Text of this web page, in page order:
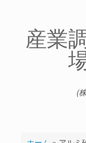
産業
(